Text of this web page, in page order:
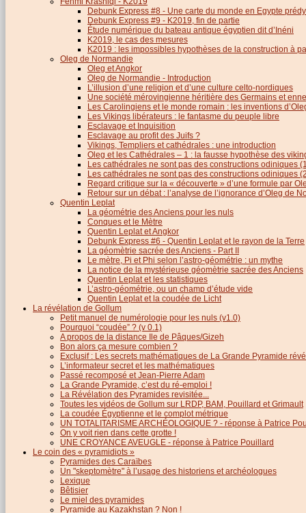
Debunk Express #8 - Une carte du monde en Egypte
Debunk Express #9 - K2019, fin de partie
Étude numérique du bateau antique égyptien dit d’Inéni
K2019, le cas des mesures
K2019 : les impossibles hypothèses de la construction à
Oleg de Normandie
Oleg et Angkor
Oleg de Normandie - Introduction
L’illusion d’une religion et d’une culture celto-nordiques
Une société mérovingienne héritière des Germains et
Les Carolingiens et le monde romain : les inventions
Les Vikings libérateurs : le fantasme du peuple libre
Esclavage et Inquisition
Esclavage au profit des Juifs ?
Vikings, Templiers et cathédrales : une introduction
Oleg et les Cathédrales – 1 : la fausse hypothèse des
Les cathédrales ne sont pas des constructions odiniques
Les cathédrales ne sont pas des constructions odiniques
Regard critique sur la « découverte » d’une formule par
Retour sur un débat : l’analyse de l’ignorance d’Oleg de
Quentin Leplat
La géométrie des Anciens pour les nuls
Conques et le Mètre
Quentin Leplat et Angkor
Debunk Express #6 - Quentin Leplat et le rayon de la Terre
La géomètrie sacrée des Anciens - Part II
Le mètre, Pi et Phi selon l’astro-géométrie : un mythe
La notice de la mystérieuse géomètrie sacrée des Anciens
Quentin Leplat et les statistiques
L’astro-géométrie, ou un champ d’étude vide
Quentin Leplat et la coudée de Licht
La révélation de Gollum
Petit manuel de numérologie pour les nuls (v1.0)
Pourquoi “coudée” ? (v 0.1)
A propos de la distance Ile de Pâques/Gizeh
Bon alors ça mesure combien ?
Exclusif : Les secrets mathématiques de La Grande Pyramide
L’informateur secret et les mathématiques
Passé recomposé et Jean-Pierre Adam
La Grande Pyramide, c’est du ré-emploi !
La Révélation des Pyramides revisitée...
Toutes les vidéos de Gollum sur LRDP, BAM, Pouillard et Grimault
La coudée Égyptienne et le complot métrique
UN TOTALITARISME ARCHÉOLOGIQUE ? - réponse à Patrice
On y voit rien dans cette grotte !
UNE CROYANCE AVEUGLE - réponse à Patrice Pouillard
Le coin des « pyramidiots »
Pyramides des Caraïbes
Un "skeptomètre" à l’usage des historiens et archéologues
Lexique
Bêtisier
Le miel des pyramides
Pyramide au Kazakhstan ? Non !